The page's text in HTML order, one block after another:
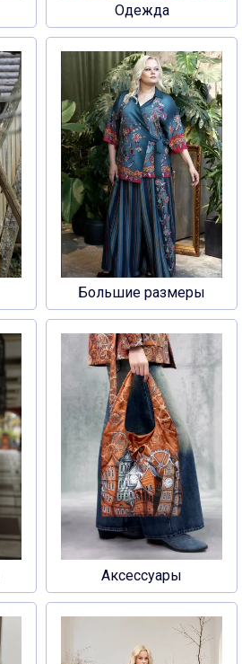
Одежда
Большие размеры
Аксессуары